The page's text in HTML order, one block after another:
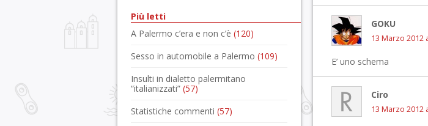
GOKU
13 Marzo 2012
E’ uno schema
Ciro
13 Marzo 2012
Più letti
A Palermo c’era e non c’è (120)
Sesso in automobile a Palermo (109)
Insulti in dialetto palermitano
“italianizzati” (57)
Statistiche commenti (57)